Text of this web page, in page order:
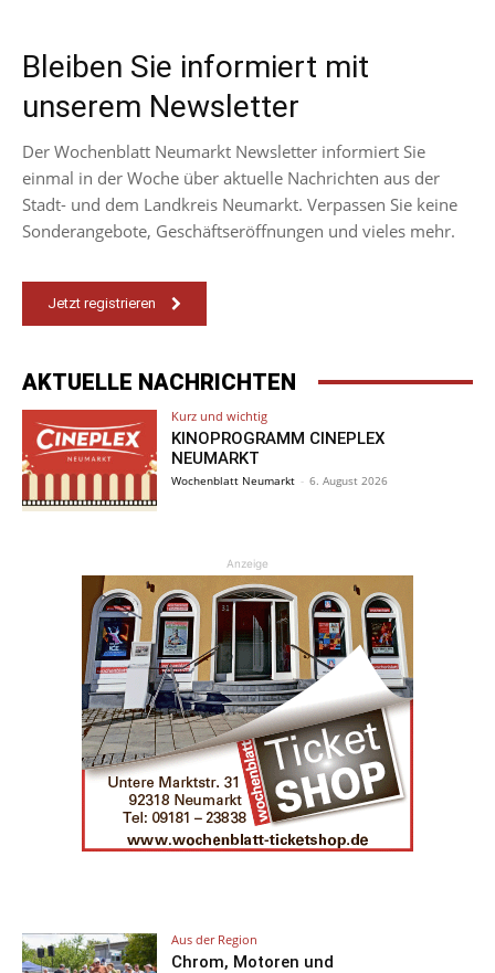
Bleiben Sie informiert mit
unserem Newsletter
Der Wochenblatt Neumarkt Newsletter informiert Sie
einmal in der Woche über aktuelle Nachrichten aus der
Stadt- und dem Landkreis Neumarkt. Verpassen Sie keine
Sonderangebote, Geschäftseröffnungen und vieles mehr.
Jetzt registrieren
AKTUELLE NACHRICHTEN
Kurz und wichtig
KINOPROGRAMM CINEPLEX
NEUMARKT
Wochenblatt Neumarkt - 6. August 2026
Anzeige
Aus der Region
Chrom, Motoren und